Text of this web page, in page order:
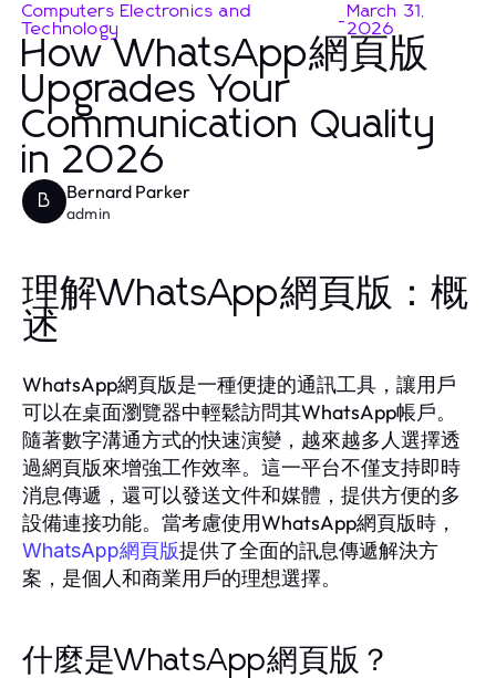
Computers Electronics and
Technology
- March 31,
2026
How WhatsApp網頁版
Upgrades Your
Communication Quality
in 2026
B Bernard Parker
admin
理解WhatsApp網頁版：概
述
WhatsApp網頁版是一種便捷的通訊工具，讓用戶
可以在桌面瀏覽器中輕鬆訪問其WhatsApp帳戶。
隨著數字溝通方式的快速演變，越來越多人選擇透
過網頁版來增強工作效率。這一平台不僅支持即時
消息傳遞，還可以發送文件和媒體，提供方便的多
設備連接功能。當考慮使用WhatsApp網頁版時，
WhatsApp網頁版提供了全面的訊息傳遞解決方
案，是個人和商業用戶的理想選擇。
什麼是WhatsApp網頁版？